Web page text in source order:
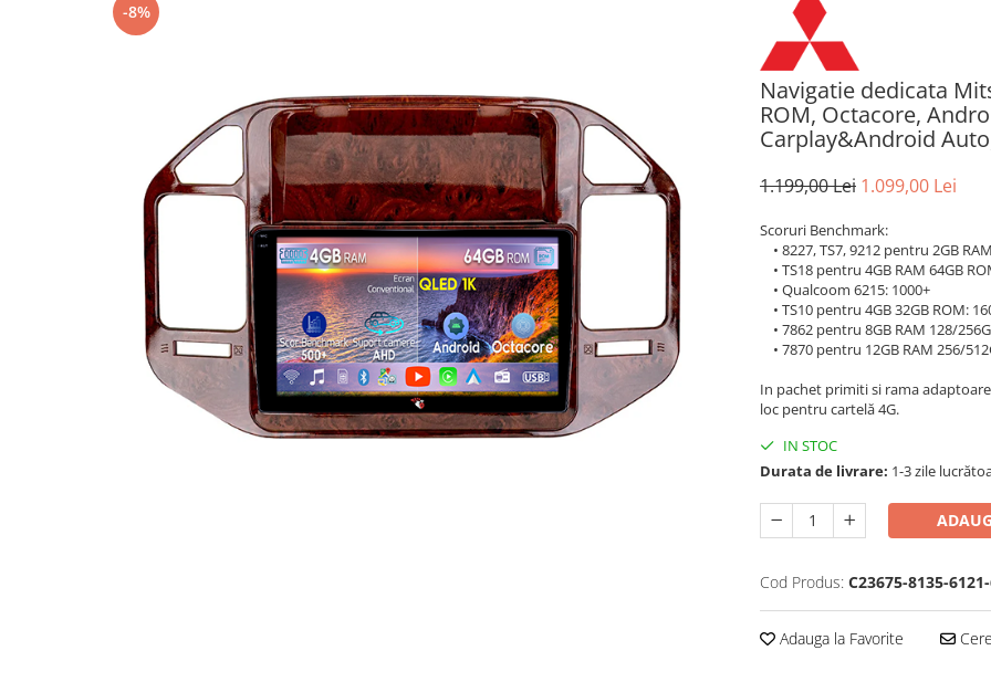
-8%
Navigatie dedicata
ROM, Octacore,
Carplay&Android
1.199,00 Lei 1.099,00 Lei
Scoruri Benchmark:
• 8227, TS7, 9212 pentru 2GB
• TS18 pentru 4GB RAM 64GB
• Qualcoom 6215: 1000+
• TS10 pentru 4GB 32GB ROM:
• 7862 pentru 8GB RAM 128/
• 7870 pentru 12GB RAM 256/
In pachet primiti si rama
loc pentru cartelă 4G.
IN STOC
Durata de livrare: 1-3 zile
Cod Produs: C23675-8135-
Adauga la Favorite